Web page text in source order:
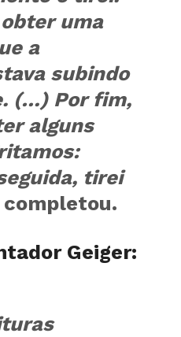
uma
a
subindo
(…) Por fim,
alguns
seguida, tirei
completou.
Geiger: